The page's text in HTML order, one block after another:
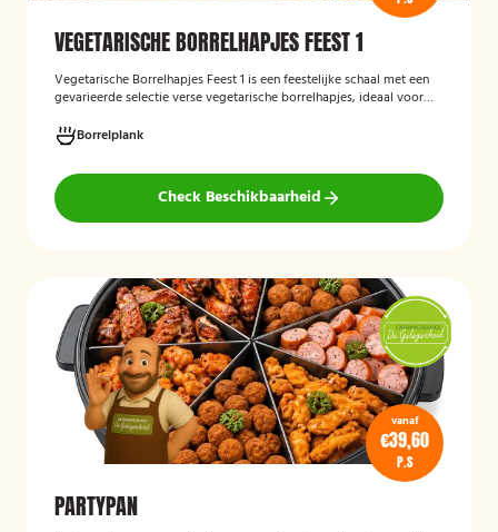
VEGETARISCHE BORRELHAPJES FEEST 1
Vegetarische Borrelhapjes Feest 1 is een feestelijke schaal met een
gevarieerde selectie verse vegetarische borrelhapjes, ideaal voor
vers bereid en verzorgd gepresenteerd, zodat gasten kunnen
genieten van een smaakvolle en volledig vegetarische
borrelervaring.
Borrelplank
Check Beschikbaarheid
vanaf
€39,60
P.S
PARTYPAN